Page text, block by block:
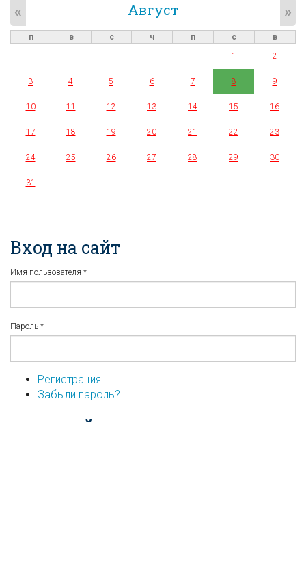
Август
« »
п в с ч п с
в
1
2
3 4 5 6 7 8 9
10 11 12 13 14 15 16
17 18 19 20 21 22 23
24 25 26 27 28 29 30
31
Вход на сайт
Имя пользователя *
Пароль *
Регистрация
Забыли пароль?
...или войдите используя